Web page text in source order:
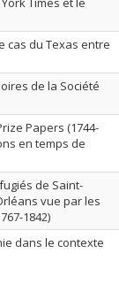
cas du Texas entre
de la Société
Papers (1744-
en temps de
de Saint-
vue par les
1842)
dans le contexte